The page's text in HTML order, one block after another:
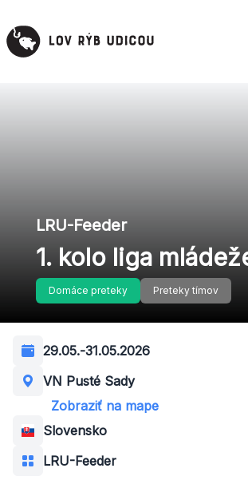
LRU-Feeder
1. kolo liga
Domáce preteky Preteky tímov
29.05.-31.05.2026
VN Pusté Sady
Zobraziť na mape
Slovensko
LRU-Feeder